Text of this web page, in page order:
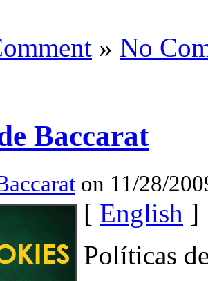
» No
Baccarat
on 11/28/
[ English ]
Políticas